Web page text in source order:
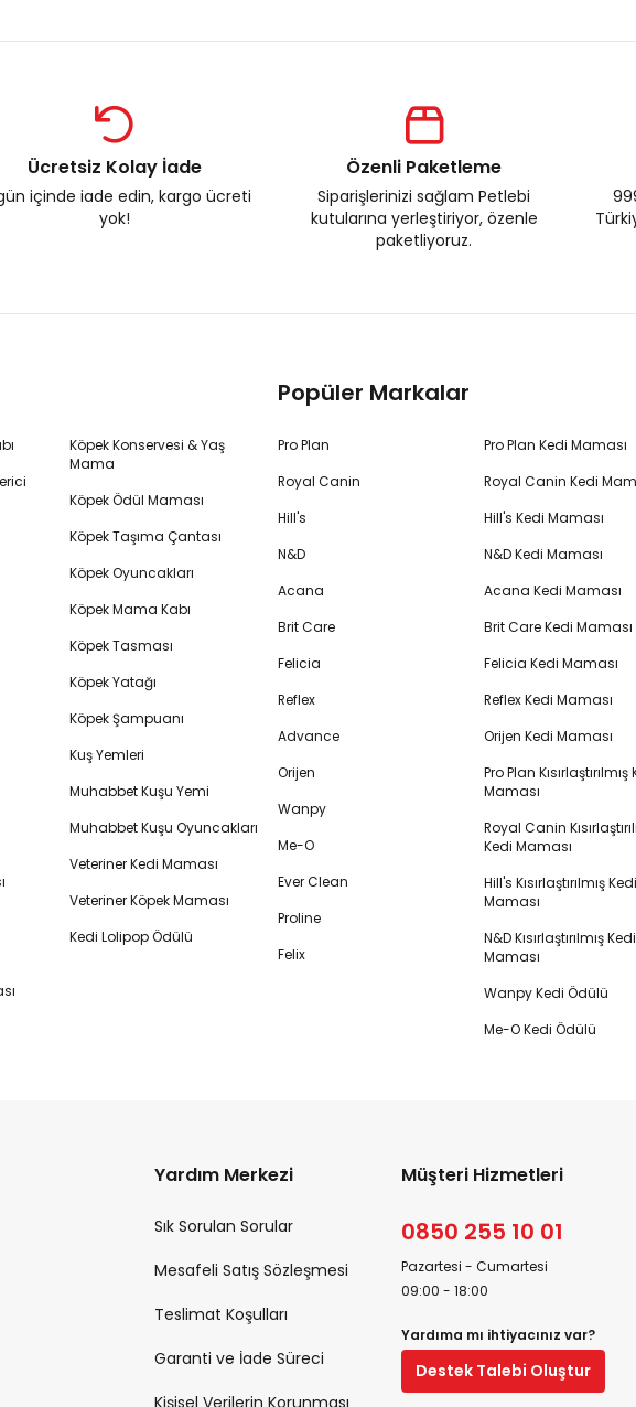
Ücretsiz Kolay İade
içinde iade edin, kargo ücreti
yok!
Özenli Paketleme
Siparişlerinizi sağlam Petlebi
kutularına yerleştiriyor, özenle
paketliyoruz.
Köpek Konservesi & Yaş
Mama
Köpek Ödül Maması
Köpek Taşıma Çantası
Köpek Oyuncakları
Köpek Mama Kabı
Köpek Tasması
Köpek Yatağı
Köpek Şampuanı
Kuş Yemleri
Muhabbet Kuşu Yemi
Muhabbet Kuşu Oyuncakları
Veteriner Kedi Maması
Veteriner Köpek Maması
Kedi Lolipop Ödülü
Popüler Markalar
Pro Plan
Royal Canin
Hill's
N&D
Acana
Brit Care
Felicia
Reflex
Advance
Orijen
Wanpy
Me-O
Ever Clean
Proline
Felix
Pro Plan Kedi Maması
Royal Canin Kedi
Hill's Kedi Maması
N&D Kedi Maması
Acana Kedi Maması
Brit Care Kedi Maması
Felicia Kedi Maması
Reflex Kedi Maması
Orijen Kedi Maması
Pro Plan Kısırlaştırılmış
Maması
Royal Canin
Kedi Maması
Hill's Kısırlaştırılmış Kedi
Maması
N&D Kısırlaştırılmış Kedi
Maması
Wanpy Kedi Ödülü
Me-O Kedi Ödülü
Yardım Merkezi
Sık Sorulan Sorular
Mesafeli Satış Sözleşmesi
Teslimat Koşulları
Garanti ve İade Süreci
Kişisel Verilerin Korunması
Müşteri Hizmetleri
0850 255 10 01
Pazartesi - Cumartesi
09:00 - 18:00
Yardıma mı ihtiyacınız var?
Destek Talebi Oluştur